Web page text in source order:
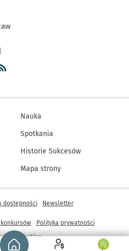
Strona główna - wroclaw.pl
Nauka
Spotkania
Historie Sukcesów
Mapa strony
dostępności Newsletter
Polityka prywatności
cookies